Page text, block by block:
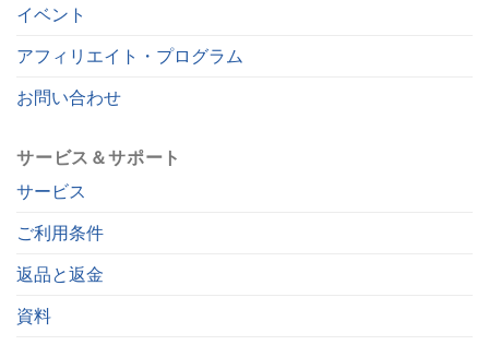
イベント
アフィリエイト・プログラム
お問い合わせ
サービス＆サポート
サービス
ご利用条件
返品と返金
資料